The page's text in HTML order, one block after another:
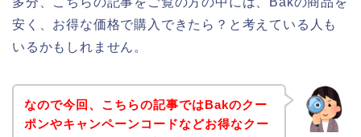
安く、お得な価格で購入できたら？と考えている人も
いるかもしれません。
なので今回、こちらの記事ではBakのクー
ポンやキャンペーンコードなどお得なクー